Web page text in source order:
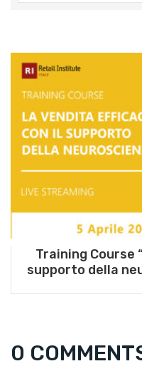
Training Course
supporto della
0